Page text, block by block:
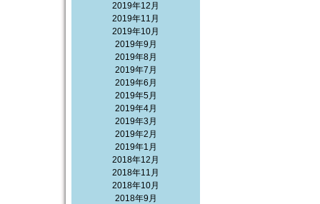
2019年12月
2019年11月
2019年10月
2019年9月
2019年8月
2019年7月
2019年6月
2019年5月
2019年4月
2019年3月
2019年2月
2019年1月
2018年12月
2018年11月
2018年10月
2018年9月